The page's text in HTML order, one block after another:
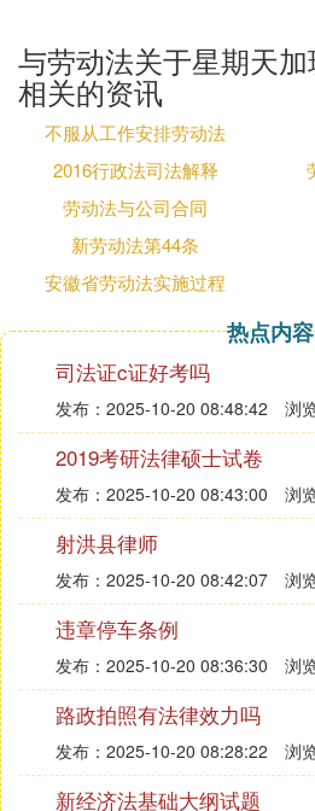
(二)休息日安排劳动者工作又
不低于工资的百分之二百的工资
(三)法定休假日安排劳动者工
的百分之三百的工资报酬。
第三十六条 国家实行劳动者每
小时、平均每周工作时间不超
度。
第三十八条 用人单位应当保
一日。
第四十一条 用人单位由于生产
和劳动者协商后可以延长工作
过一小时;因特殊原因需要延长
劳动者身体健康的条件下延长
三小时，但是每月不得超过三
按照法律规定，每月工作时间
数为21.75天，全年制度工作
日及公休日为115天。
计算方法：每月工作时间
计薪天数 21.75=(365-
50=365-104-11;全年节假日及
劳动法律规定，劳动人员在工
行办理，劳动每天的工作时长
与劳动法关于星期天
相关的资讯
不服从工作安排劳动法
2016行政法司法解释
劳动法与公司合同
新劳动法第44条
安徽省劳动法实施过程
热点内容
司法证c证好考吗
发布：2025-10-20 08:48:42 浏
2019考研法律硕士试卷
发布：2025-10-20 08:43:00 浏
射洪县律师
发布：2025-10-20 08:42:07 浏
违章停车条例
发布：2025-10-20 08:36:30 浏
路政拍照有法律效力吗
发布：2025-10-20 08:28:22 浏
新经济法基础大纲试题